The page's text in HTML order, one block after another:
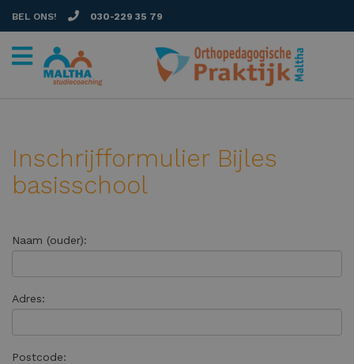
BEL ONS! 030-229 35 79
Inschrijfformulier Bijles
basisschool
Naam (ouder):
Adres:
Postcode: